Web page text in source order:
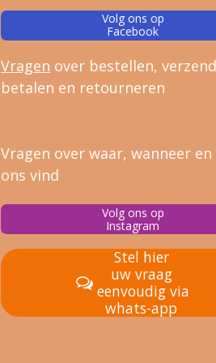
Volg ons op
Facebook
Vragen over bestellen, verz
betalen en retourneren
Vragen over waar, wanneer en
ons vind
Volg ons op
Instagram
Stel hier
uw vraag
eenvoudig via
whats-app